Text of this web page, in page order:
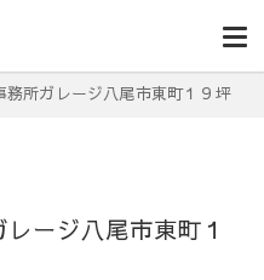
所ガレージ八尾市東町１９坪
ージ八尾市東町１